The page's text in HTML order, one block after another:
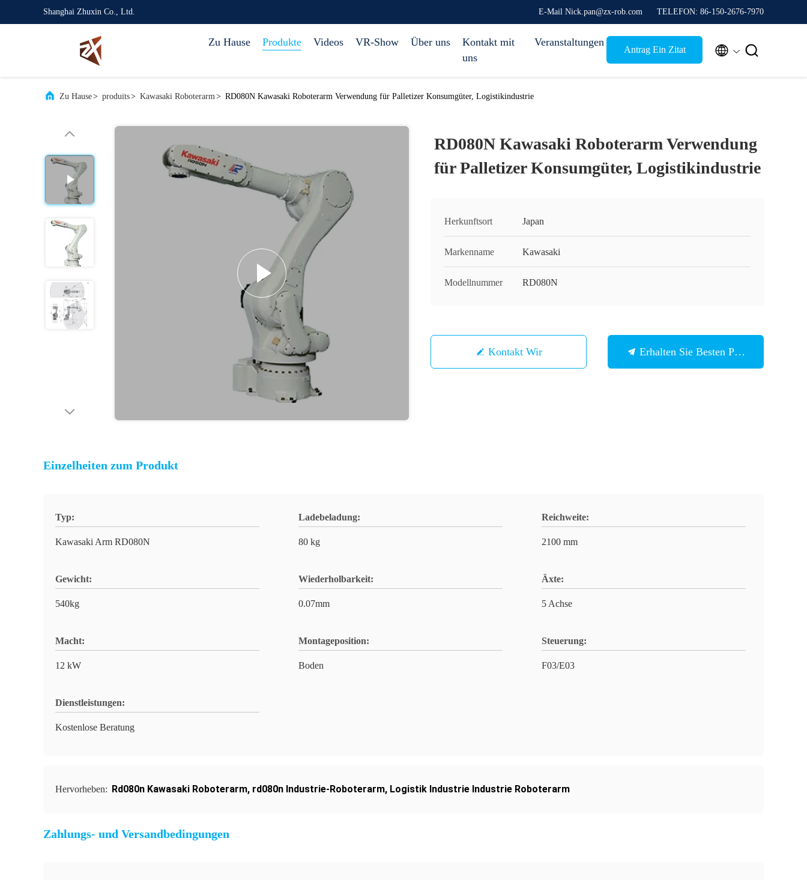
Shanghai Zhuxin Co., Ltd. E-Mail Nick.pan@zx-rob.com TELEFON: 86-150-2676-7970
Zu Hause Produkte Videos VR-Show Über uns
Kontakt mit
uns
Veranstaltungen
Antrag Ein Zitat  
Zu Hause> produits> Kawasaki Roboterarm> RD080N Kawasaki Roboterarm Verwendung für Palletizer Konsumgüter, Logistikindustrie
RD080N Kawasaki Roboterarm Verwendung
für Palletizer Konsumgüter, Logistikindustrie
Herkunftsort Japan
Markenname Kawasaki
Modellnummer RD080N
Kontakt Wir Erhalten Sie Besten Preis
Einzelheiten zum Produkt
Typ:
Kawasaki Arm RD080N
Ladebeladung:
80 kg
Reichweite:
2100 mm
Gewicht:
540kg
Wiederholbarkeit:
0.07mm
Äxte:
5 Achse
Macht:
12 kW
Montageposition:
Boden
Steuerung:
F03/E03
Dienstleistungen:
Kostenlose Beratung
Hervorheben: Rd080n Kawasaki Roboterarm, rd080n Industrie-Roboterarm, Logistik Industrie Industrie Roboterarm
Zahlungs- und Versandbedingungen